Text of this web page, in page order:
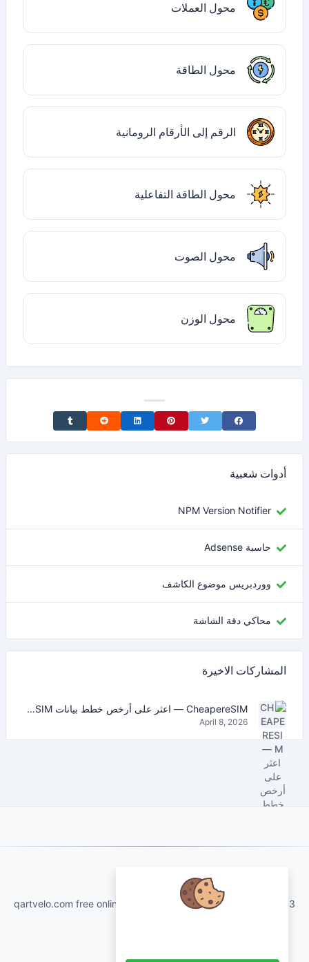
محول العملات
محول الطاقة
الرقم إلى الأرقام الرومانية
محول الطاقة التفاعلية
محول الصوت
محول الوزن
Share on Facebook
Share on Twitter
Share on Pinterest
Share on LinkedIn
Share on Reddit
Share on Tumblr
أدوات شعبية
NPM Version Notifier
حاسبة Adsense
ووردبريس موضوع الكاشف
محاكي دقة الشاشة
المشاركات الاخيرة
CheapereSIM — اعثر على أرخص خطط بيانات eSIM للسفر في 2026
April 8, 2026
qartvelo.com free online tools and services made by KAKHA13